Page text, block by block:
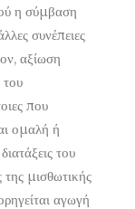
η σύμβαση
συνέπειες
αξίωση
του
που
ομαλή ή
του
της μισθωτικής
αγωγή